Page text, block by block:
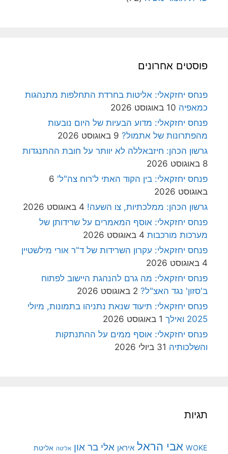
פוסטים אחרונים
פנחס יחזקאלי: אליטות בחרדת התחלפות מתנהגות
כמאפיה 10 באוגוסט 2026
פנחס יחזקאלי: מדוע הבעיות של היום נובעות
מהפתרונות של אתמול? 9 באוגוסט 2026
גרשון הכהן: חיזבאללה לא יוותר על חובת ההתנגדות
8 באוגוסט 2026
פנחס יחזקאלי: בין הקוד האתי ל'רוח צה"ל' 6
באוגוסט 2026
גרשון הכהן: ממלכתיות, צו השעה! 4 באוגוסט 2026
פנחס יחזקאלי: אוסף המאמרים על שרידותן של
מערכות מורכבות 4 באוגוסט 2026
פנחס יחזקאלי: עקרון השרידות של ד"ר אורי מילשטיין
4 באוגוסט 2026
פנחס יחזקאלי: מה גרם להנהגת היישוב לפתוח
ב'סזון' נגד האצ"ל? 2 באוגוסט 2026
פנחס יחזקאלי: תיעוד שנאת נתניהו בתמונות, מיולי
2025 ואילך
1 באוגוסט 2026
פנחס יחזקאלי: אוסף ממים על ההתנתקות
והשלכותיה 31 ביולי 2026
תגיות
WOKE אבי הראל איראן אלי בר און אליטה אליטת